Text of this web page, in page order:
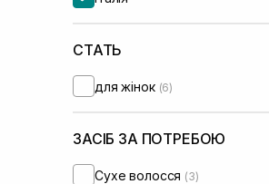
СТАТЬ
для жінок (6)
ЗАСІБ ЗА ПОТРЕБОЮ
Сухе волосся (3)